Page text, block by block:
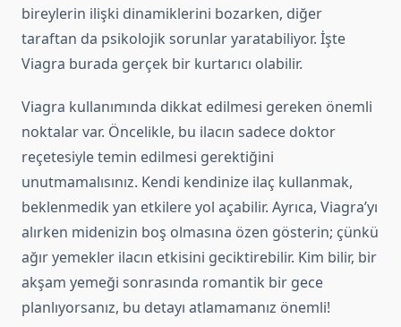
bireylerin ilişki dinamiklerini bozarken, diğer
taraftan da psikolojik sorunlar yaratabiliyor. İşte
Viagra burada gerçek bir kurtarıcı olabilir.
Viagra kullanımında dikkat edilmesi gereken önemli
noktalar var. Öncelikle, bu ilacın sadece doktor
reçetesiyle temin edilmesi gerektiğini
unutmamalısınız. Kendi kendinize ilaç kullanmak,
beklenmedik yan etkilere yol açabilir. Ayrıca, Viagra’yı
alırken midenizin boş olmasına özen gösterin; çünkü
ağır yemekler ilacın etkisini geciktirebilir. Kim bilir, bir
akşam yemeği sonrasında romantik bir gece
planlıyorsanız, bu detayı atlamamanız önemli!